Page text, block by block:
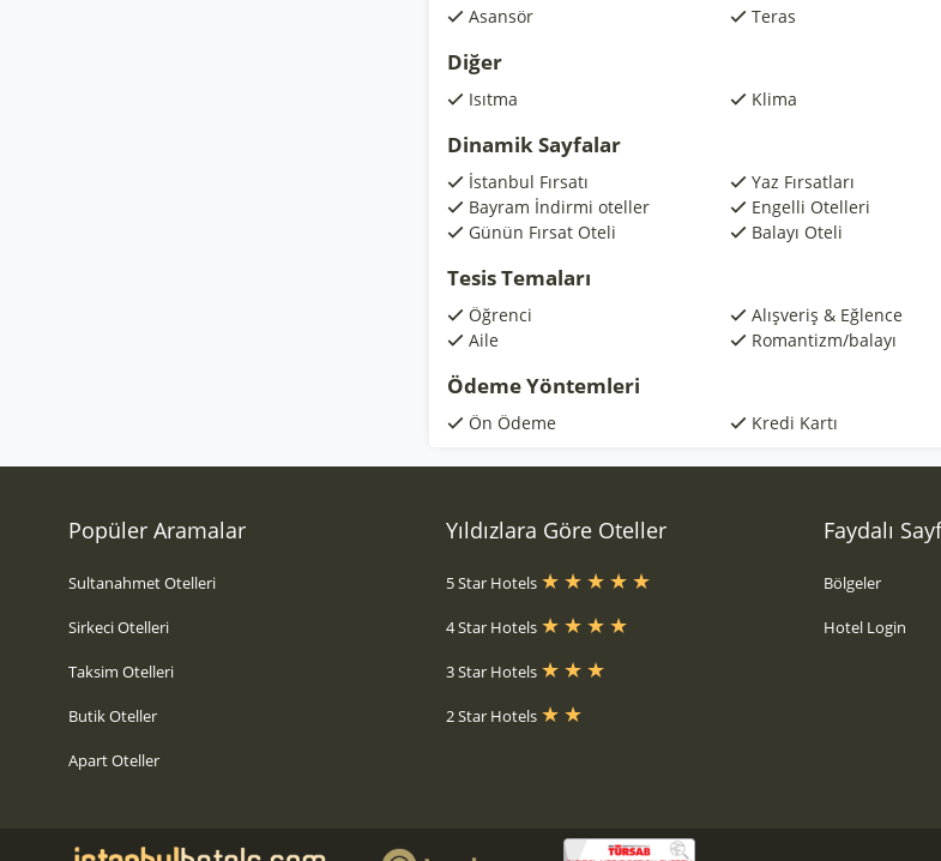
Asansör Teras
Diğer
Isıtma Klima
Dinamik Sayfalar
İstanbul Fırsatı Yaz Fırsatları
Bayram İndirmi oteller
Engelli Otelleri
Günün Fırsat Oteli
Balayı Oteli
Tesis Temaları
Öğrenci Alışveriş & Eğlence
Aile
Romantizm/balayı
Ödeme Yöntemleri
Ön Ödeme Kredi Kartı
Popüler Aramalar
Sultanahmet Otelleri
Sirkeci Otelleri
Taksim Otelleri
Butik Oteller
Apart Oteller
Yıldızlara Göre Oteller
5 Star Hotels
4 Star Hotels
3 Star Hotels
2 Star Hotels
Faydalı
Bölgeler
Hotel Login